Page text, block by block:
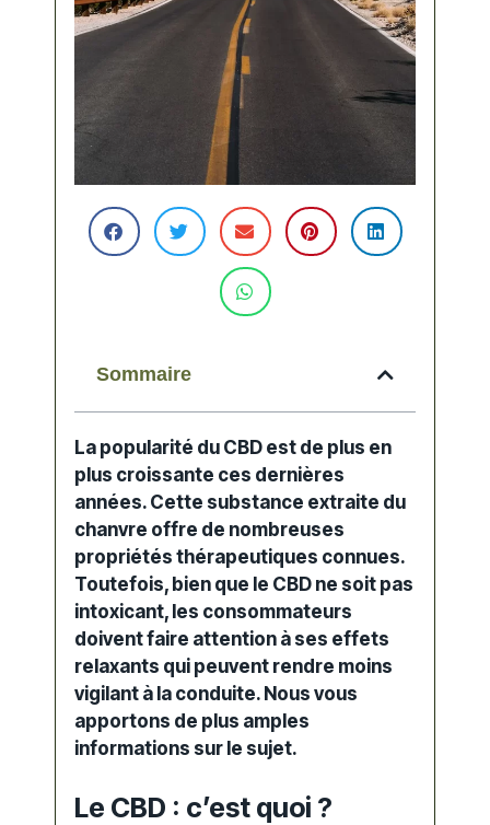
Sommaire
La popularité du CBD est de plus en
plus croissante ces dernières
années. Cette substance extraite du
chanvre offre de nombreuses
propriétés thérapeutiques connues.
Toutefois, bien que le CBD ne soit pas
intoxicant, les consommateurs
doivent faire attention à ses effets
relaxants qui peuvent rendre moins
vigilant à la conduite. Nous vous
apportons de plus amples
informations sur le sujet.
Le CBD : c’est quoi ?